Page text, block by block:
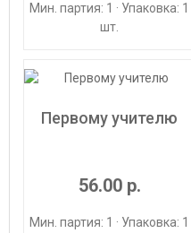
Мин. партия: 1 · Упаковка: 1
шт.
Первому учителю
56.00 р.
Мин. партия: 1 · Упаковка: 1